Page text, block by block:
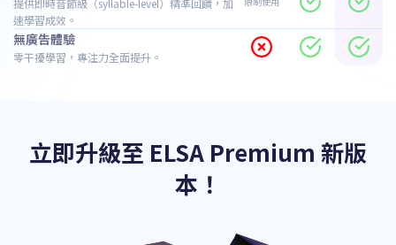
提供即時音節級（syllable-level）精準回饋，加
速學習成效。
無廣告體驗
零干擾學習，專注力全面提升。
立即升級至 ELSA Premium 新版
本！